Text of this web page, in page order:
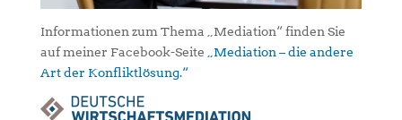
Informationen zum Thema „Mediation“ finden Sie
auf meiner Facebook-Seite
„Mediation – die andere
Art der Konfliktlösung.“